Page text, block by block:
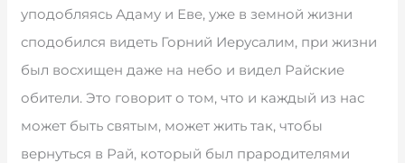
уподобляясь Адаму и Еве, уже в земной жизни
сподобился видеть Горний Иерусалим, при жизни
был восхищен даже на небо и видел Райские
обители. Это говорит о том, что и каждый из нас
может быть святым, может жить так, чтобы
вернуться в Рай, который был прародителями